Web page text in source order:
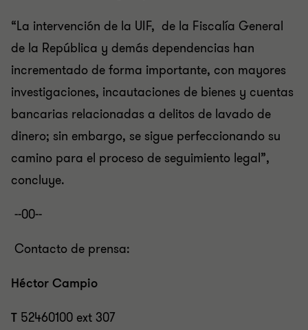
“La intervención de la UIF, de la Fiscalía General
de la República y demás dependencias han
incrementado de forma importante, con mayores
investigaciones, incautaciones de bienes y cuentas
bancarias relacionadas a delitos de lavado de
dinero; sin embargo, se sigue perfeccionando su
camino para el proceso de seguimiento legal”,
concluye.
--00--
Contacto de prensa:
Héctor Campio
T 52460100 ext 307